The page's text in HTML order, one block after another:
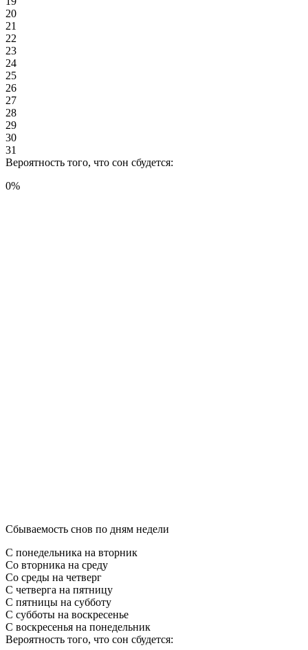
20
21
22
23
24
25
26
27
28
29
30
31
Вероятность того, что сон сбудется:
0%
Сбываемость снов по дням недели
С понедельника на вторник
Со вторника на среду
Со среды на четверг
С четверга на пятницу
С пятницы на субботу
С субботы на воскресенье
С воскресенья на понедельник
Вероятность того, что сон сбудется: